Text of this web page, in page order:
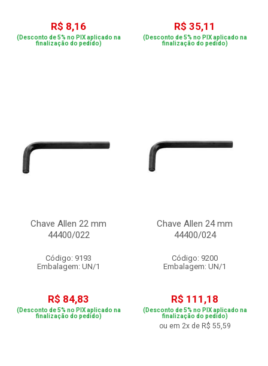
R$ 8,16
(Desconto de 5% no PIX aplicado na
finalização do pedido)
R$ 35,11
(Desconto de 5% no PIX aplicado na
finalização do pedido)
Chave Allen 22 mm
44400/022
Código: 9193
Embalagem: UN/1
R$ 84,83
(Desconto de 5% no PIX aplicado na
finalização do pedido)
Chave Allen 24 mm
44400/024
Código: 9200
Embalagem: UN/1
R$ 111,18
(Desconto de 5% no PIX aplicado na
finalização do pedido)
ou em 2x de R$ 55,59